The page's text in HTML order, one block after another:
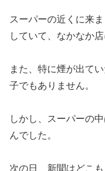
スーパーの近くに来
していて、なかなか
また、特に煙が出て
子でもありません。
しかし、スーパーの
んでした。
次の日、新聞はどこ